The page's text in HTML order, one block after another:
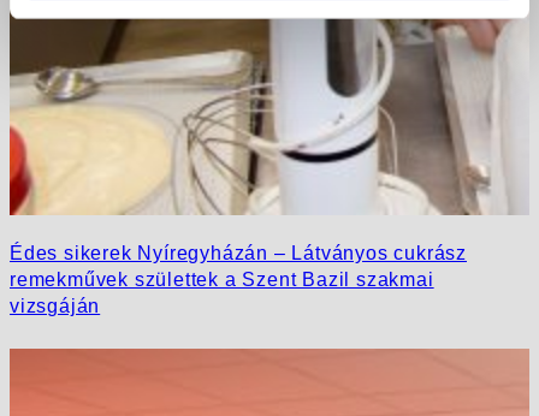
Édes sikerek Nyíregyházán – Látványos cukrász
remekművek születtek a Szent Bazil szakmai
vizsgáján